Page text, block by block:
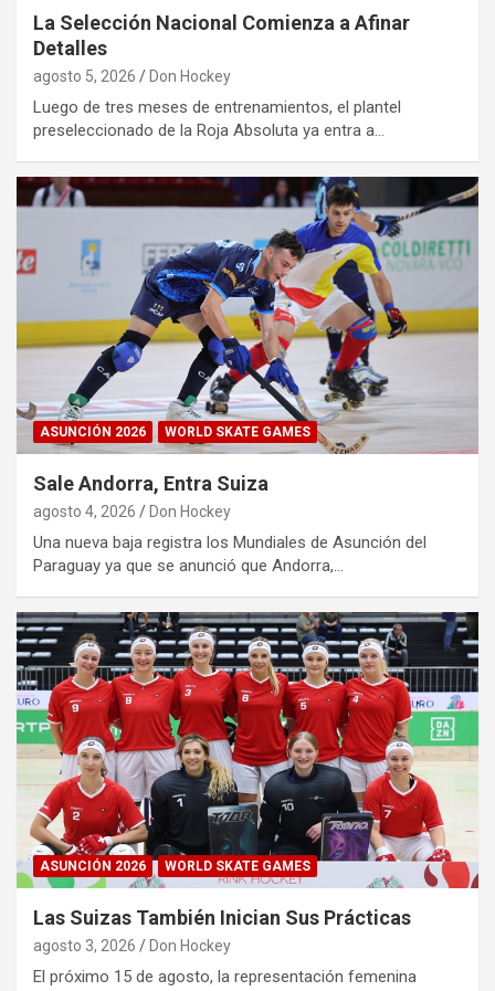
La Selección Nacional Comienza a Afinar
Detalles
agosto 5, 2026 Don Hockey
Luego de tres meses de entrenamientos, el plantel
preseleccionado de la Roja Absoluta ya entra a…
ASUNCIÓN 2026 WORLD SKATE GAMES
Sale Andorra, Entra Suiza
agosto 4, 2026 Don Hockey
Una nueva baja registra los Mundiales de Asunción del
Paraguay ya que se anunció que Andorra,…
ASUNCIÓN 2026 WORLD SKATE GAMES
Las Suizas También Inician Sus Prácticas
agosto 3, 2026 Don Hockey
El próximo 15 de agosto, la representación femenina